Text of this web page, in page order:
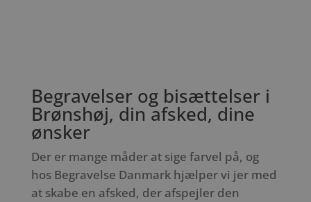
Begravelser og bisættelser i
Brønshøj, din afsked, dine
ønsker
Der er mange måder at sige farvel på, og
hos Begravelse Danmark hjælper vi jer med
at skabe en afsked, der afspejler den